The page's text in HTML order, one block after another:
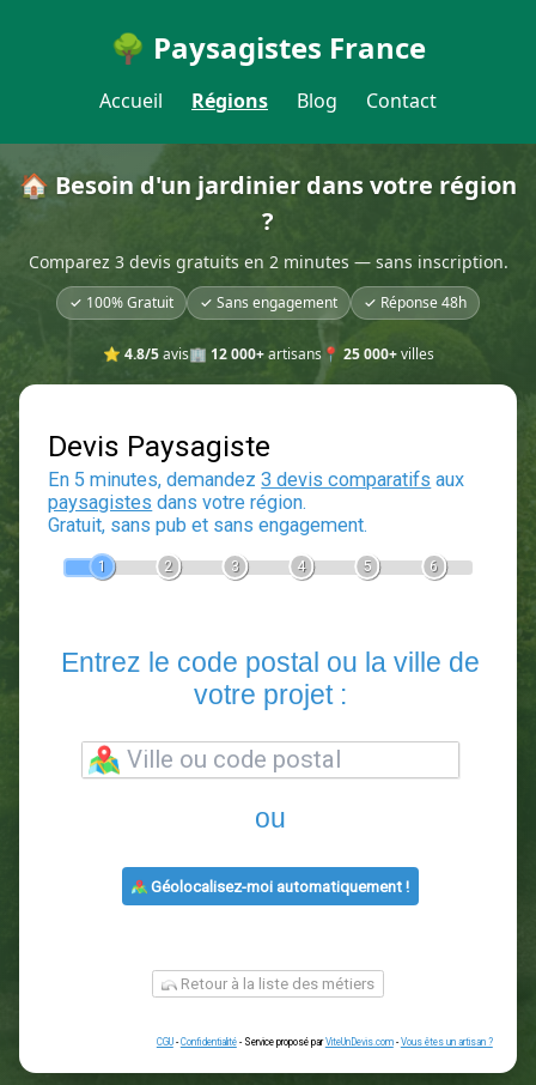
🌳 Paysagistes France
Accueil Régions Blog Contact
🏠 Besoin d'un jardinier dans votre région
?
Comparez 3 devis gratuits en 2 minutes — sans inscription.
✓ 100% Gratuit ✓ Sans engagement ✓ Réponse 48h
⭐ 4.8/5avis🏢 12 000+artisans📍 25 000+villes
Devis Paysagiste
En 5 minutes, demandez3 devis comparatifs
2 3
Entrez le code postal ou la
ou